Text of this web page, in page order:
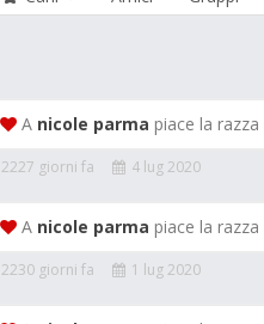
A nicole parma piace la razza
2227 giorni fa 4 lug 2020
A nicole parma piace la razza
2230 giorni fa 1 lug 2020